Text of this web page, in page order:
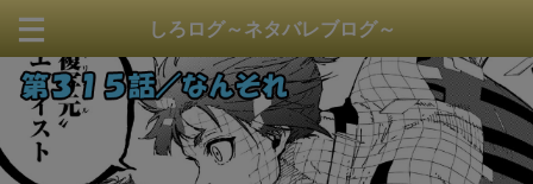
しろログ～ネタバレブログ～